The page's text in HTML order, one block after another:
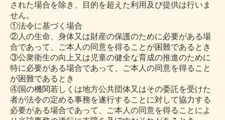
された場合を除き、目的を超えた利用及び提供は行いま
せん。
①法令に基づく場合
②人の生命、身体又は財産の保護のために必要がある場
合であって、ご本人の同意を得ることが困難であるとき
③公衆衛生の向上又は児童の健全な育成の推進のために
特に必要がある場合であって、ご本人の同意を得ること
が困難であるとき
④国の機関若しくは地方公共団体又はその委託を受けた
者が法令の定める事務を遂行することに対して協力する
必要がある場合であって、ご本人の同意を得ることによ